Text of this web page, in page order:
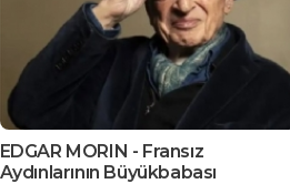
Zorlu zirve: basitlik